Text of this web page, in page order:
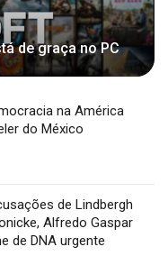
de graça no PC
na América
do México
de Lindbergh
Alfredo Gaspar
de DNA urgente